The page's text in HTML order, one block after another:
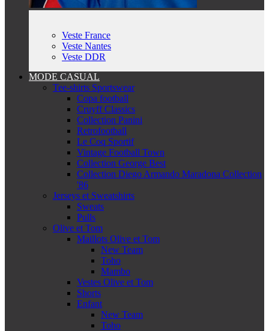
Veste France
Veste Nantes
Veste DDR
MODE CASUAL
Tee-shirts Sportswear
Copa football
Cruyff Classics
Collection Panini
Retrofootball
Le Coq Sportif
Vintage Football Town
Collection George Best
Collection Diego Armando Maradona Collection
'86
Jerseys et Sweatshirts
Sweats
Pulls
Olive et Tom
Maillots Olive et Tom
New Team
Toho
Mambo
Vestes Olive et Tom
Shorts
Enfant
New Team
Toho